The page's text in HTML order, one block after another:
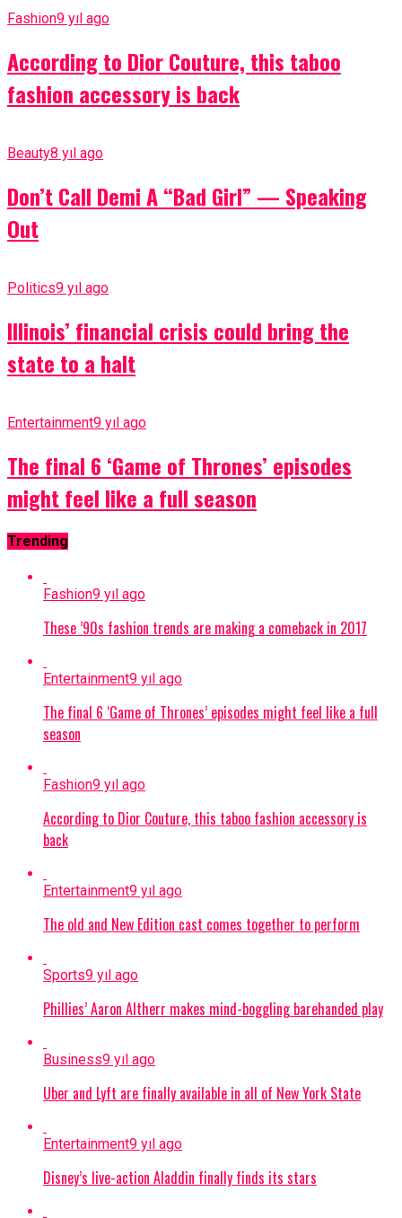
Fashion9 yıl ago
According to Dior Couture, this taboo
fashion accessory is back
Beauty8 yıl ago
Don’t Call Demi A “Bad Girl” — Speaking
Out
Politics9 yıl ago
Illinois’ financial crisis could bring the
state to a halt
Entertainment9 yıl ago
The final 6 ‘Game of Thrones’ episodes
might feel like a full season
Trending
Fashion9 yıl ago
These ’90s fashion trends are making a comeback in 2017
Entertainment9 yıl ago
The final 6 ‘Game of Thrones’ episodes might feel like a full
season
Fashion9 yıl ago
According to Dior Couture, this taboo fashion accessory is
back
Entertainment9 yıl ago
The old and New Edition cast comes together to perform
Sports9 yıl ago
Phillies’ Aaron Altherr makes mind-boggling barehanded play
Business9 yıl ago
Uber and Lyft are finally available in all of New York State
Entertainment9 yıl ago
Disney’s live-action Aladdin finally finds its stars